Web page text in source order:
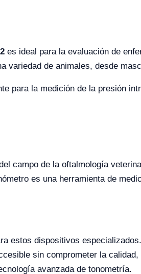
es ideal para la evaluación de
variedad de animales, desde
para la medición de la presión
campo de la oftalmología
es una herramienta de
estos dispositivos
sin comprometer la calidad,
avanzada de tonometría.